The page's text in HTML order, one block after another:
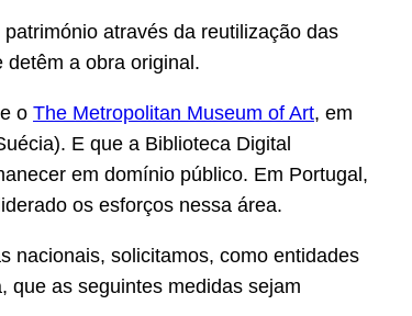
através da reutilização das
a obra original.
o The Metropolitan Museum of Art, em
E que a Biblioteca Digital
em domínio público. Em Portugal,
os esforços nessa área.
nacionais, solicitamos, como entidades
que as seguintes medidas sejam